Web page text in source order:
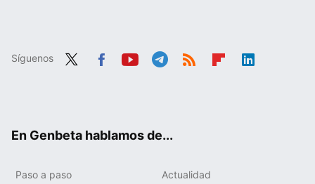
Síguenos
En Genbeta hablamos de...
Paso a paso Actualidad